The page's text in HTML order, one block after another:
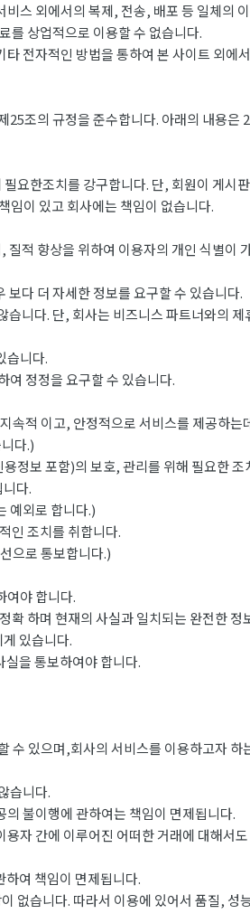
스 외에서의 복제, 전송, 배포 등 일체의
를 상업적으로 이용할 수 없습니다.
전자적인 방법을 통하여 본 사이트 외에
조의 규정을 준수합니다. 아래의 내용
요한조치를 강구합니다. 단, 회원이 게시
임이 있고 회사에는 책임이 없습니다.
적 향상을 위하여 이용자의 개인 식별이
다 더 자세한 정보를 요구할 수 있습니다.
니다. 단, 회사는 비즈니스 파트너와의
습니다.
여 정정을 요구할 수 있습니다.
속적 이고, 안정적으로 서비스를 제공하는
다.)
정보 포함)의 보호, 관리를 위해 필요한 조
다.
예외로 합니다.)
인 조치를 취합니다.
으로 통보합니다.)
여야 합니다.
하며 현재의 사실과 일치되는 완전한 정
있습니다.
을 통보하여야 합니다.
있으며,회사의 서비스를 이용하고자
습니다.
불이행에 관하여는 책임이 면제됩니다.
자 간에 이루어진 어떠한 거래에 대해서
여 책임이 면제됩니다.
없습니다. 따라서 이용에 있어서 품질,